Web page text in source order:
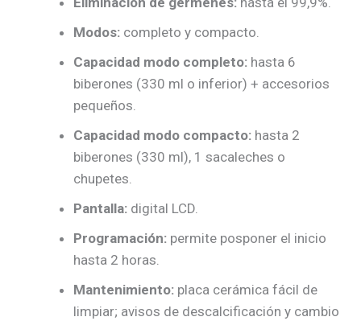
Modos: completo y compacto.
Capacidad modo completo: hasta 6
biberones (330 ml o inferior) + accesorios
pequeños.
Capacidad modo compacto: hasta 2
biberones (330 ml), 1 sacaleches o
chupetes.
Pantalla: digital LCD.
Programación: permite posponer el inicio
hasta 2 horas.
Mantenimiento: placa cerámica fácil de
limpiar; avisos de descalcificación y cambio